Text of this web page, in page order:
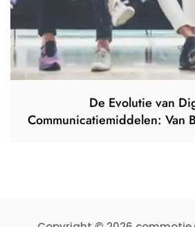
De Evolutie van
Communicatiemiddelen: Van